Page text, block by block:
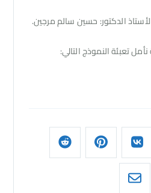
الدكتور: حسين سالم مرجين.
تعبئة النموذج التالي: